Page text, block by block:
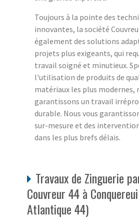
Toujours à la pointe des
innovantes, la société
également des solutions
projets plus exigeants, qui
travail soigné et minutieux.
l'utilisation de produits de
matériaux les plus modernes,
garantissons un travail
durable. Nous vous
sur-mesure et des
dans les plus brefs délais.
Travaux de Zinguerie
Couvreur 44 à
Atlantique 44)